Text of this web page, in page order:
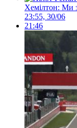
Хемілтон: Ми
23:55, 30/06
21:46